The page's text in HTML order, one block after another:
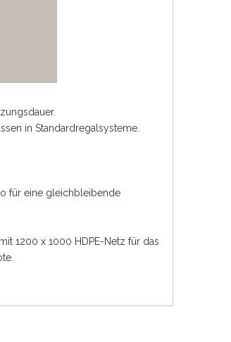
in Standardregalsysteme.
für eine gleichbleibende
1200 x 1000 HDPE-Netz für das